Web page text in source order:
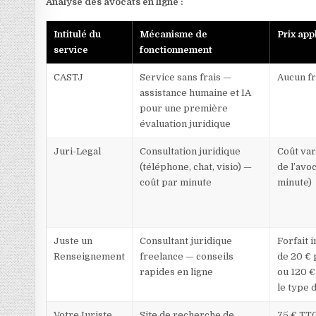
Intitulé du
service
Mécanisme de
fonctionnement
Prix
CASTJ
Service sans frais —
assistance humaine et IA
pour une première
évaluation juridique
Aucun
Juri-Legal
Consultation juridique
(téléphone, chat, visio) —
coût par minute
Coût
de
minute)
Juste un
Renseignement
Consultant juridique
freelance — conseils
rapides en ligne
Forfait
de 20 €
ou 120
le type